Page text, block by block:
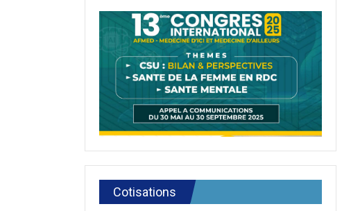
Cotisations